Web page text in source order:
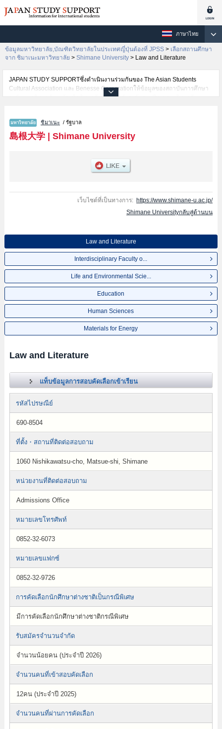
ภาษาไทย
ข้อมูลมหาวิทยาลัย,บัณฑิตวิทยาลัยในประเทศญี่ปุ่นต้องที่ JPSS > เลือกสถานศึกษา
จาก ชิมาเนะมหาวิทยาลัย > Shimane University > Law and Literature
JAPAN STUDY SUPPORTซึ่งดำเนินงานร่วมกันของ The Asian Students
Cultural Association และ Benesse Corporationให้ข้อมูลของสถาบันการศึกษา
ระดับมหาวิทยาลัย・บัณฑิตวิทยาลัย・วิทยาลัยระดับอนุปริญญา・วิทยาลัย
ชาติเช่นข้อมูลของแต่ละคณะ,ข้อมูลการสอบคัดเลือกเข้าศึกษาเช่นจำนวนคนที่รับ
สมัครหรือจำนวนคนที่ผ่านการสอบคัดเลือกเป็นต้น,แนะนำสถานที่,การเดินทาง
เป็นต้นไว้ด้วยดังนั้นขอเชิญใช้บริการค้นหาข้อมูลตามอัธยาศัย
ชิมาเนะ / รัฐบาล
島根大学| Shimane University
เว็บไซต์ที่เป็นทางการ: https://www.shimane-u.ac.jp/
Shimane Universityกลับสู่ด้านบน
Law and Literature
Interdisciplinary Faculty o...
Life and Environmental Scie...
Education
Human Sciences
Materials for Energy
Law and Literature
แท็บข้อมูลการสอบคัดเลือกเข้าเรียน
รหัสไปรษณีย์
690-8504
ที่ตั้ง・สถานที่ติดต่อสอบถาม
1060 Nishikawatsu-cho, Matsue-shi, Shimane
หน่วยงานที่ติดต่อสอบถาม
Admissions Office
หมายเลขโทรศัพท์
0852-32-6073
หมายเลขแฟกซ์
0852-32-9726
การคัดเลือกนักศึกษาต่างชาติเป็นกรณีพิเศษ
มีการคัดเลือกนักศึกษาต่างชาติกรณีพิเศษ
รับสมัครจำนวนจำกัด
จำนวนน้อยคน (ประจำปี 2026)
จำนวนคนที่เข้าสอบคัดเลือก
12คน (ประจำปี 2025)
จำนวนคนที่ผ่านการคัดเลือก